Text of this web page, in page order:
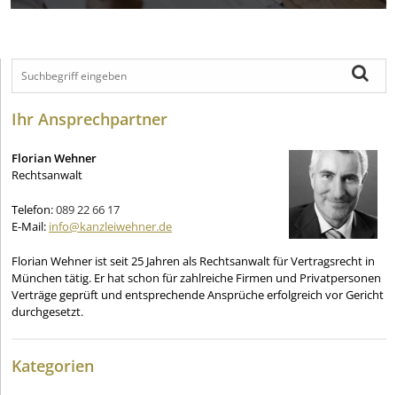
Ihr Ansprechpartner
Florian Wehner
Rechtsanwalt
Telefon:089 22 66 17
E-Mail: info@kanzleiwehner.de
Florian Wehner ist seit 25 Jahren als Rechtsanwalt für Vertragsrecht in
München tätig. Er hat schon für zahlreiche Firmen und Privatpersonen
Verträge geprüft und entsprechende Ansprüche erfolgreich vor Gericht
durchgesetzt.
Kategorien